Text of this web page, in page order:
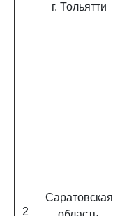
г. Тольятти
2
Саратовская